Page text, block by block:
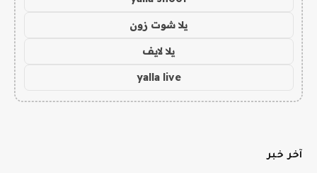
يلا شوت زون
يلا لايف
yalla live
آخر خبر